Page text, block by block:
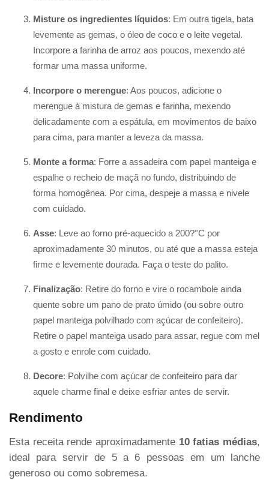
Misture os ingredientes líquidos: Em outra tigela, bata
levemente as gemas, o óleo de coco e o leite vegetal.
Incorpore a farinha de arroz aos poucos, mexendo até
formar uma massa uniforme.
Incorpore o merengue: Aos poucos, adicione o
merengue à mistura de gemas e farinha, mexendo
delicadamente com a espátula, em movimentos de baixo
para cima, para manter a leveza da massa.
Monte a forma: Forre a assadeira com papel manteiga e
espalhe o recheio de maçã no fundo, distribuindo de
forma homogênea. Por cima, despeje a massa e nivele
com cuidado.
Asse: Leve ao forno pré-aquecido a 200?°C por
aproximadamente 30 minutos, ou até que a massa esteja
firme e levemente dourada. Faça o teste do palito.
Finalização: Retire do forno e vire o rocambole ainda
quente sobre um pano de prato úmido (ou sobre outro
papel manteiga polvilhado com açúcar de confeiteiro).
Retire o papel manteiga usado para assar, regue com mel
a gosto e enrole com cuidado.
Decore: Polvilhe com açúcar de confeiteiro para dar
aquele charme final e deixe esfriar antes de servir.
Rendimento
Esta receita rende aproximadamente 10 fatias médias,
ideal para servir de 5 a 6 pessoas em um lanche
generoso ou como sobremesa.